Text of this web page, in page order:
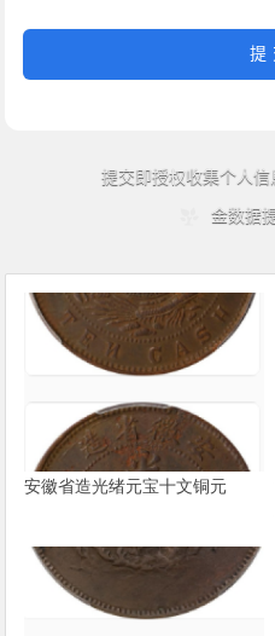
安徽省造光绪元宝十文铜元